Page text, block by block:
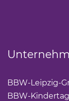
BBW-Leipzig-
BBW-